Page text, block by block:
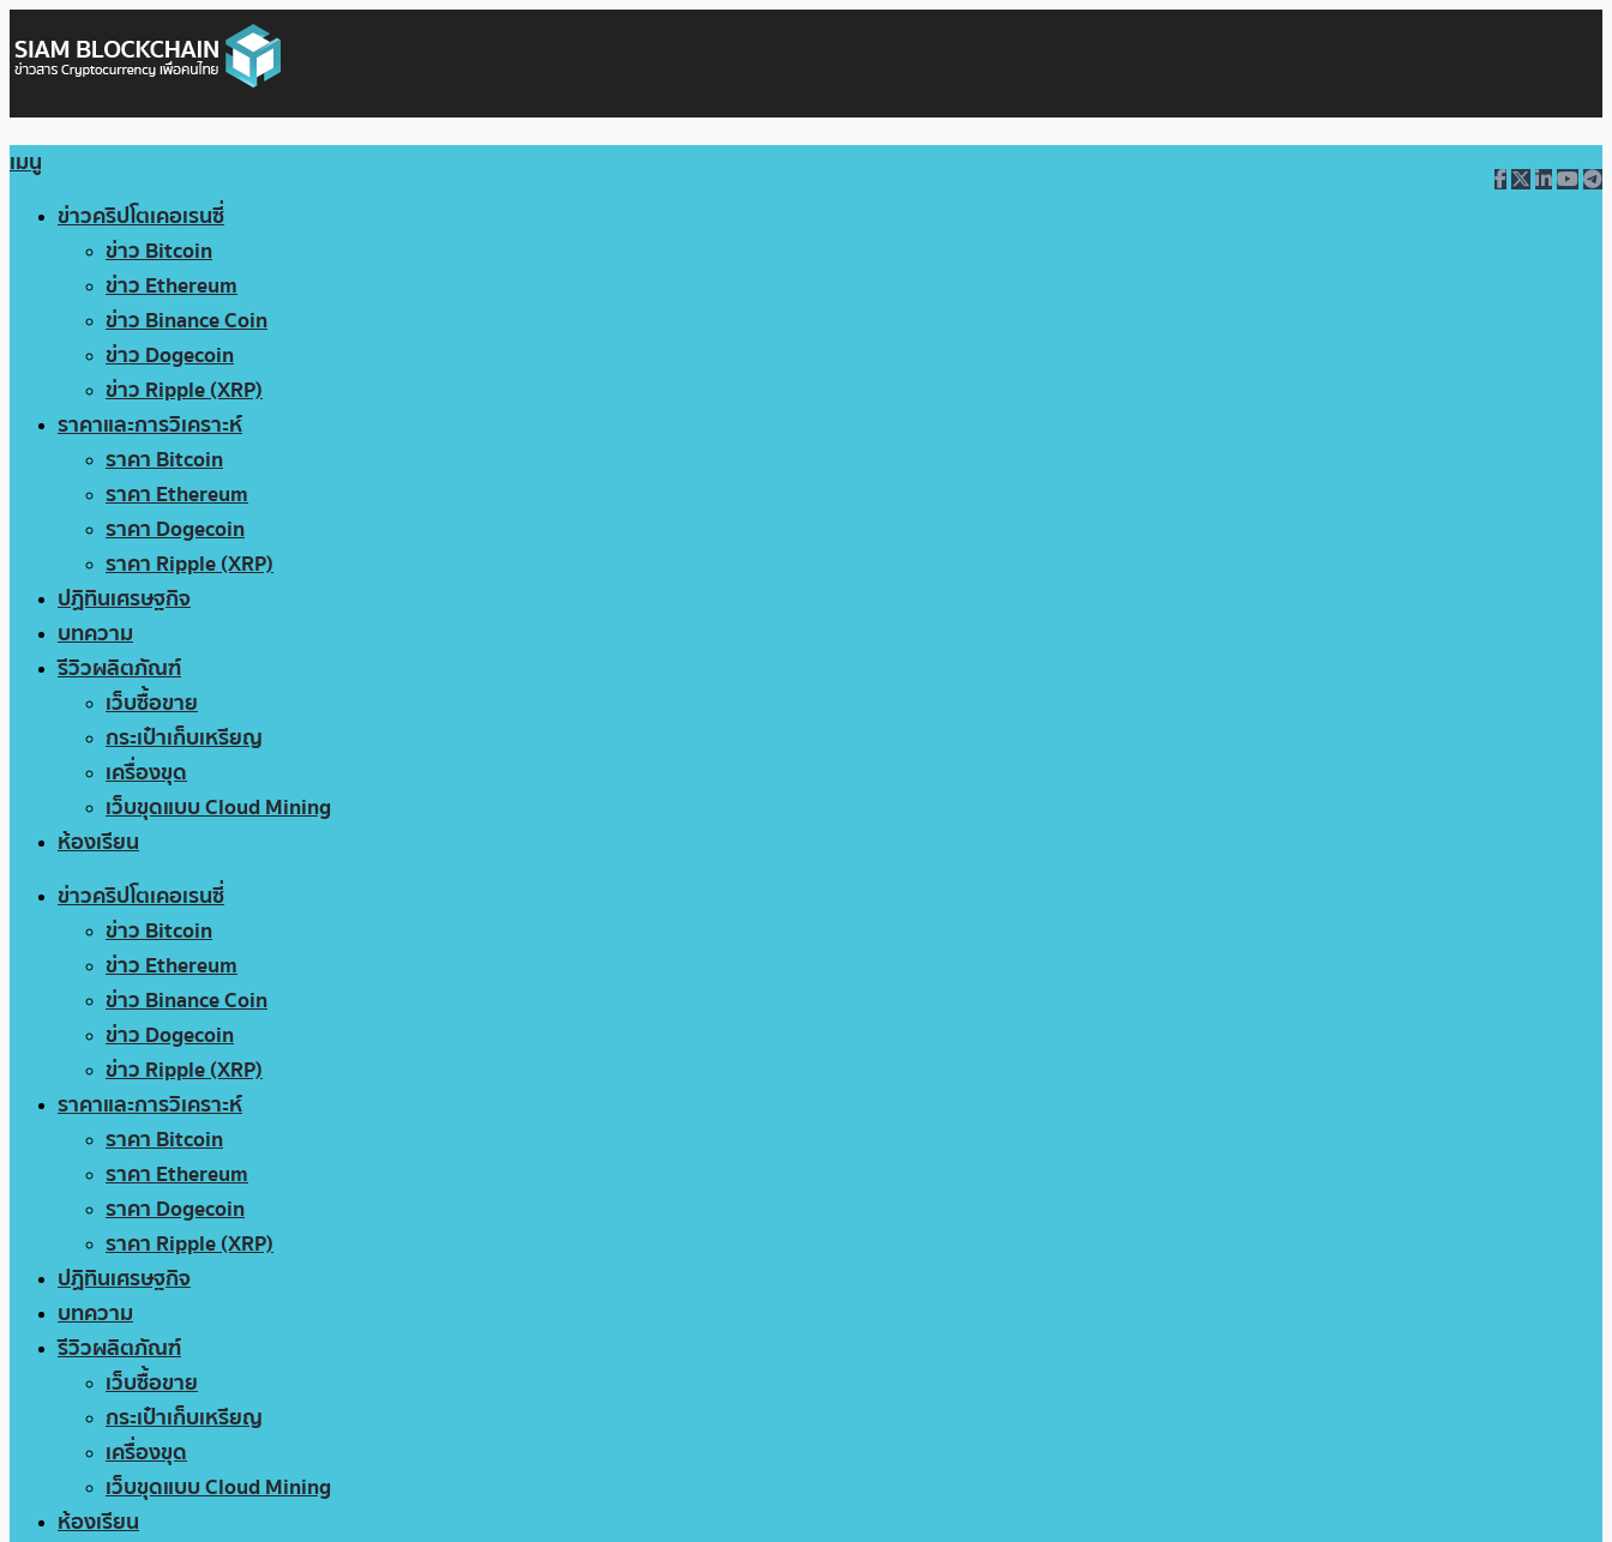
เมนู
ข่าวคริปโตเคอเรนซี่
ข่าว Bitcoin
ข่าว Ethereum
ข่าว Binance Coin
ข่าว Dogecoin
ข่าว Ripple (XRP)
ราคาและการวิเคราะห์
ราคา Bitcoin
ราคา Ethereum
ราคา Dogecoin
ราคา Ripple (XRP)
ปฏิทินเศรษฐกิจ
บทความ
รีวิวผลิตภัณฑ์
เว็บซื้อขาย
กระเป๋าเก็บเหรียญ
เครื่องขุด
เว็บขุดแบบ Cloud Mining
ห้องเรียน
ข่าวคริปโตเคอเรนซี่
ข่าว Bitcoin
ข่าว Ethereum
ข่าว Binance Coin
ข่าว Dogecoin
ข่าว Ripple (XRP)
ราคาและการวิเคราะห์
ราคา Bitcoin
ราคา Ethereum
ราคา Dogecoin
ราคา Ripple (XRP)
ปฏิทินเศรษฐกิจ
บทความ
รีวิวผลิตภัณฑ์
เว็บซื้อขาย
กระเป๋าเก็บเหรียญ
เครื่องขุด
เว็บขุดแบบ Cloud Mining
ห้องเรียน